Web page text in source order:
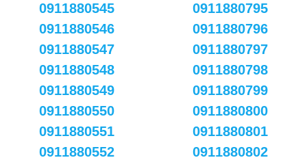
0911880545
0911880546
0911880547
0911880548
0911880549
0911880550
0911880551
0911880552
0911880795
0911880796
0911880797
0911880798
0911880799
0911880800
0911880801
0911880802